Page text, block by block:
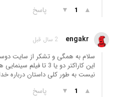
▲
1
▼ پاسخ
engakr 2 سال قبل
سلام به همگی و تشکر از سایت
این کاراکتر دو یا 3 تا
نیست به طور کلی داستان درباره
▲
1
▼ پاسخ